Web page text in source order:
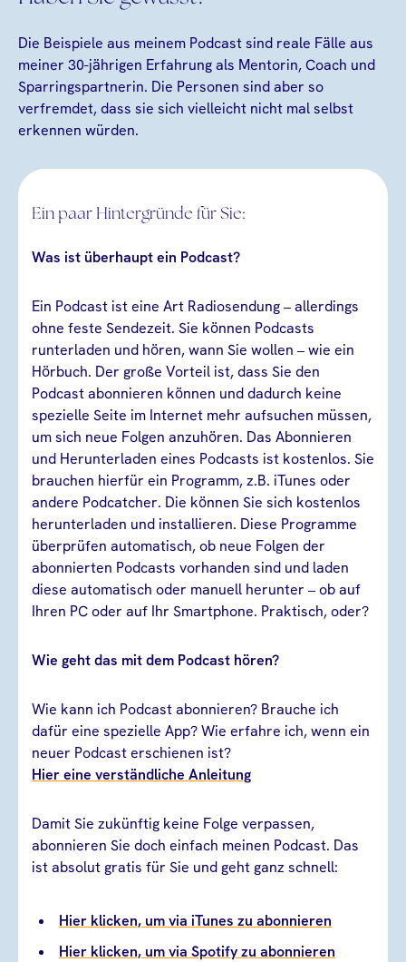
Die Beispiele aus meinem Podcast sind reale Fälle aus
meiner 30-jährigen Erfahrung als Mentorin, Coach und
Sparringspartnerin. Die Personen sind aber so
verfremdet, dass sie sich vielleicht nicht mal selbst
erkennen würden.
Ein paar Hintergründe für Sie:
Was ist überhaupt ein Podcast?
Ein Podcast ist eine Art Radiosendung – allerdings
ohne feste Sendezeit. Sie können Podcasts
runterladen und hören, wann Sie wollen – wie ein
Hörbuch. Der große Vorteil ist, dass Sie den
Podcast abonnieren können und dadurch keine
spezielle Seite im Internet mehr aufsuchen müssen,
um sich neue Folgen anzuhören. Das Abonnieren
und Herunterladen eines Podcasts ist kostenlos. Sie
brauchen hierfür ein Programm, z.B. iTunes oder
andere Podcatcher. Die können Sie sich kostenlos
herunterladen und installieren. Diese Programme
überprüfen automatisch, ob neue Folgen der
abonnierten Podcasts vorhanden sind und laden
diese automatisch oder manuell herunter – ob auf
Ihren PC oder auf Ihr Smartphone. Praktisch, oder?
Wie geht das mit dem Podcast hören?
Wie kann ich Podcast abonnieren? Brauche ich
dafür eine spezielle App? Wie erfahre ich, wenn ein
neuer Podcast erschienen ist?
Hier eine verständliche Anleitung
Damit Sie zukünftig keine Folge verpassen,
abonnieren Sie doch einfach meinen Podcast. Das
ist absolut gratis für Sie und geht ganz schnell:
Hier klicken, um via iTunes zu abonnieren
Hier klicken, um via Spotify zu abonnieren